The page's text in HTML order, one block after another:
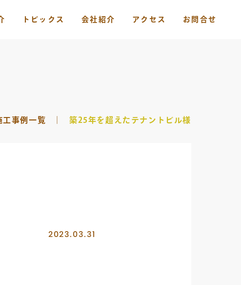
トピックス 会社紹介 アクセス お問合せ
工事例一覧 築25年を超えたテナントビル様
2023.03.31